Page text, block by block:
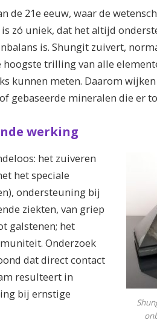
de 21e eeuw, waar de
zó uniek, dat het altijd
is. Shungit zuivert,
hoogste trilling van alle
kunnen meten. Daarom
gebaseerde mineralen die er
werking
het zuiveren
het speciale
ondersteuning bij
ziekten, van griep
galstenen; het
Onderzoek
dat direct contact
resulteert in
bij ernstige